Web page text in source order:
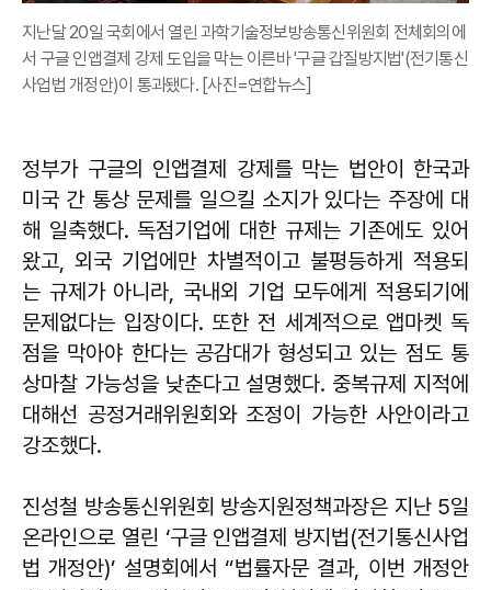
지난달 20일 국회에서 열린 과학기술정보방송통신위원회 전체회의에
서 구글 인앱결제 강제 도입을 막는 이른바 '구글 갑질방지법'(전기통신
사업법 개정안)이 통과됐다. [사진=연합뉴스]
정부가 구글의 인앱결제 강제를 막는 법안이 한국과
미국 간 통상 문제를 일으킬 소지가 있다는 주장에 대
해 일축했다. 독점기업에 대한 규제는 기존에도 있어
왔고, 외국 기업에만 차별적이고 불평등하게 적용되
는 규제가 아니라, 국내외 기업 모두에게 적용되기에
문제없다는 입장이다. 또한 전 세계적으로 앱마켓 독
점을 막아야 한다는 공감대가 형성되고 있는 점도 통
상마찰 가능성을 낮춘다고 설명했다. 중복규제 지적에
대해선 공정거래위원회와 조정이 가능한 사안이라고
강조했다.
진성철 방송통신위원회 방송지원정책과장은 지난 5일
온라인으로 열린 ‘구글 인앱결제 방지법(전기통신사업
법 개정안)’ 설명회에서 “법률자문 결과, 이번 개정안